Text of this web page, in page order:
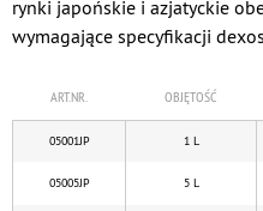
rynki japońskie i azjatyckie
wymagające specyfikacji
ART.NR. OBJĘTOŚĆ
05001JP 1 L
05005JP 5 L